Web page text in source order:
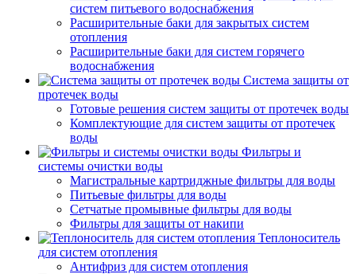
систем питьевого водоснабжения
Расширительные баки для закрытых систем
отопления
Расширительные баки для систем горячего
водоснабжения
Система защиты от
протечек воды
Готовые решения систем защиты от протечек воды
Комплектующие для систем защиты от протечек
воды
Фильтры и
системы очистки воды
Магистральные картриджные фильтры для воды
Питьевые фильтры для воды
Сетчатые промывные фильтры для воды
Фильтры для защиты от накипи
Теплоноситель
для систем отопления
Антифриз для систем отопления